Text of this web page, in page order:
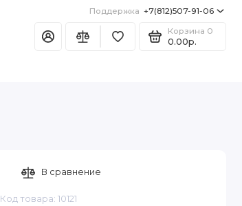
Поддержка +7(812)507-91-06
Корзина 0
0.00р.
Код товара: 10121
В сравнение